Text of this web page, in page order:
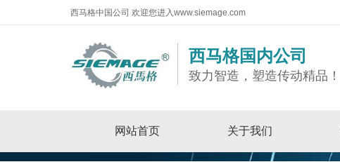
西马格中国公司 欢迎您进入www.siemage.com
西马格国内公司
致力智造，塑造传动精品！
网站首页 关于我们